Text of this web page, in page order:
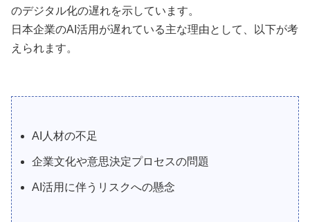
のデジタル化の遅れを示しています。
日本企業のAI活用が遅れている主な理由として、以下が考
えられます。
AI人材の不足
企業文化や意思決定プロセスの問題
AI活用に伴うリスクへの懸念